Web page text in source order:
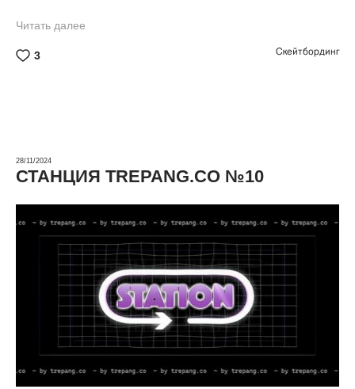
Читать далее
3 Скейтбординг
28/11/2024
СТАНЦИЯ TREPANG.CO №10